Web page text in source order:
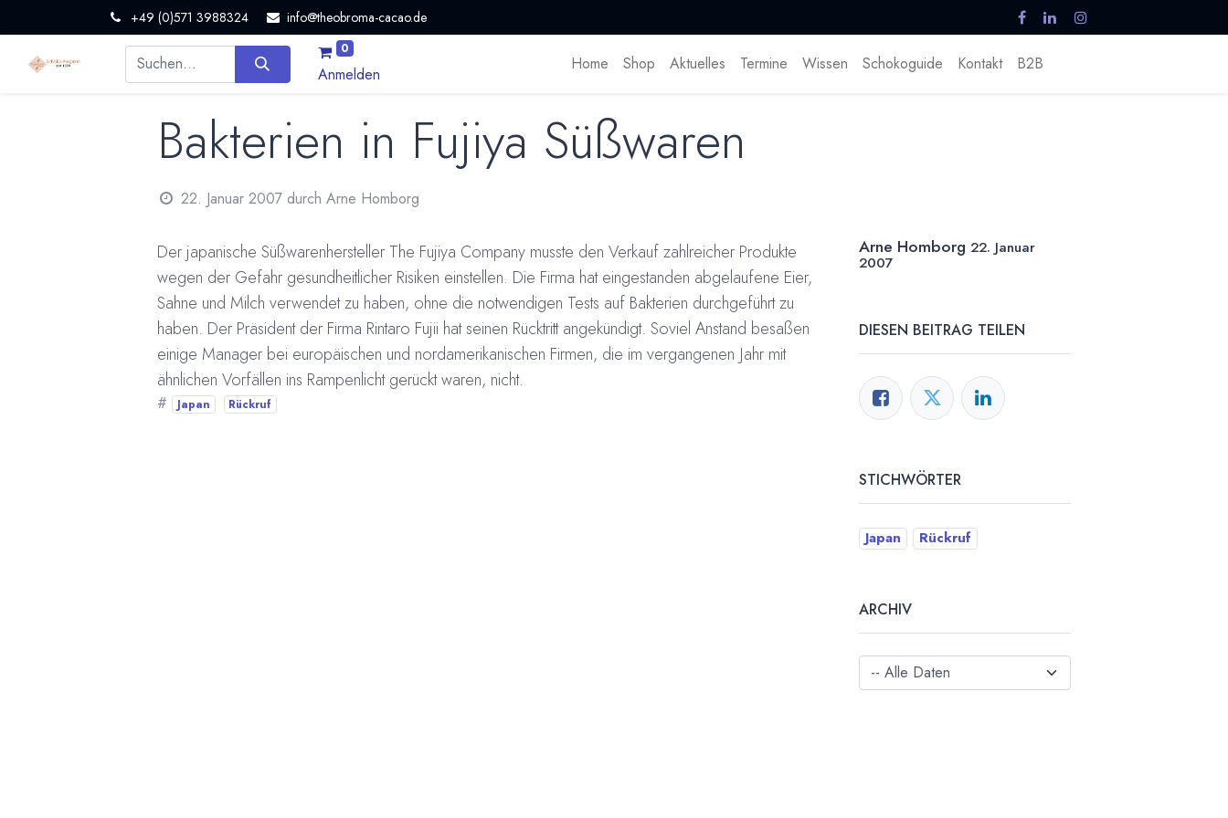
+49 (0)571 3988324 info@theobroma-cacao.de
0
Anmelden
Home Shop Aktuelles Termine Wissen Schokoguide Kontakt B2B
Bakterien in Fujiya Süßwaren
22. Januar 2007 durch Arne Homborg
Der japanische Süßwarenhersteller The Fujiya Company musste den Verkauf zahlreicher Produkte
wegen der Gefahr gesundheitlicher Risiken einstellen. Die Firma hat eingestanden abgelaufene Eier,
Sahne und Milch verwendet zu haben, ohne die notwendigen Tests auf Bakterien durchgeführt zu
haben. Der Präsident der Firma Rintaro Fujii hat seinen Rücktritt angekündigt. Soviel Anstand besaßen
einige Manager bei europäischen und nordamerikanischen Firmen, die im vergangenen Jahr mit
ähnlichen Vorfällen ins Rampenlicht gerückt waren, nicht.
# Japan Rückruf
Arne Homborg 22. Januar
2007
DIESEN BEITRAG TEILEN
STICHWÖRTER
Japan Rückruf
ARCHIV